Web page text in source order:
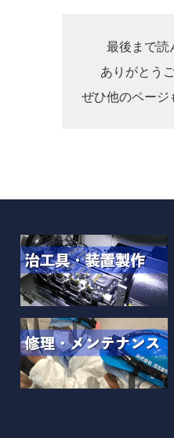
最後まで読
ありがとう
ぜひ他のページ